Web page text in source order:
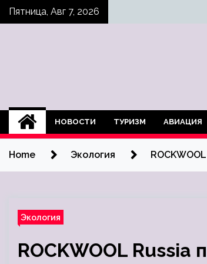
SkipПятница, Авг 7, 2026
НОВОСТИ ТУРИЗМ АВИАЦИЯ
Home Экология
Экология
ROCKWOOL